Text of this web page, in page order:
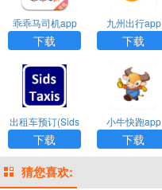
乖乖马司机app
下载
九州出行app
下载
出租车预订(Sids
Taxis)app
下载
小牛快跑app
下载
猜您喜欢: